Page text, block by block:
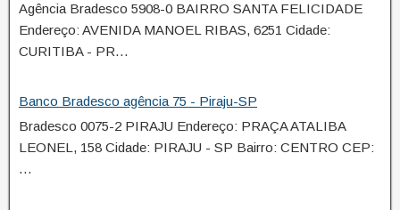
Agência Bradesco 5908-0 BAIRRO SANTA FELICIDADE
Endereço: AVENIDA MANOEL RIBAS, 6251 Cidade:
CURITIBA - PR…
Banco Bradesco agência 75 - Piraju-SP
Bradesco 0075-2 PIRAJU Endereço: PRAÇA ATALIBA
LEONEL, 158 Cidade: PIRAJU - SP Bairro: CENTRO CEP:
…